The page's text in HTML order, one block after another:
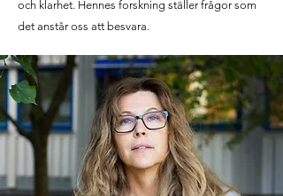
och klarhet. Hennes forskning ställer frågor som
det anstår oss att besvara.